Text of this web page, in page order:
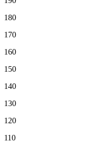
180
170
160
150
140
130
120
110